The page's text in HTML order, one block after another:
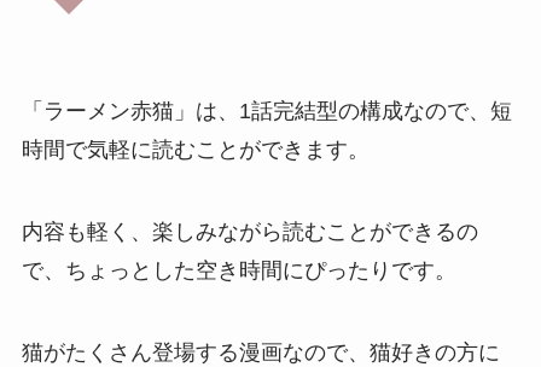
「ラーメン赤猫」は、1話完結型の構成なので、短
時間で気軽に読むことができます。
内容も軽く、楽しみながら読むことができるの
で、ちょっとした空き時間にぴったりです。
猫がたくさん登場する漫画なので、猫好きの方に